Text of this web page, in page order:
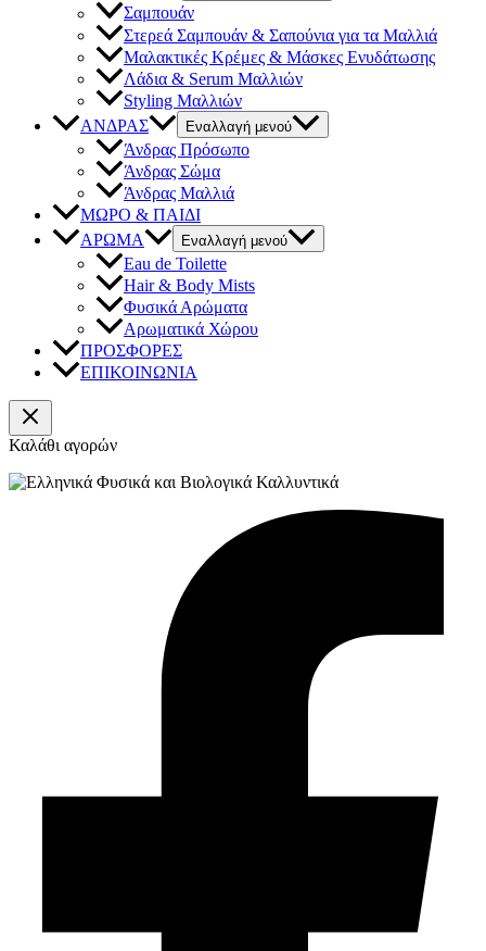
Σαμπουάν
Στερεά Σαμπουάν & Σαπούνια για τα Μαλλιά
Μαλακτικές Κρέμες & Μάσκες Ενυδάτωσης
Λάδια & Serum Μαλλιών
Styling Μαλλιών
ΑΝΔΡΑΣ
Εναλλαγή μενού
Άνδρας Πρόσωπο
Άνδρας Σώμα
Άνδρας Μαλλιά
ΜΩΡΟ & ΠΑΙΔΙ
ΑΡΩΜΑ
Εναλλαγή μενού
Eau de Toilette
Hair & Body Mists
Φυσικά Αρώματα
Αρωματικά Χώρου
ΠΡΟΣΦΟΡΕΣ
ΕΠΙΚΟΙΝΩΝΙΑ
Καλάθι αγορών